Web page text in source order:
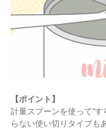
【ポイント】
計量スプーンを使って“
らない使い切りタイプも